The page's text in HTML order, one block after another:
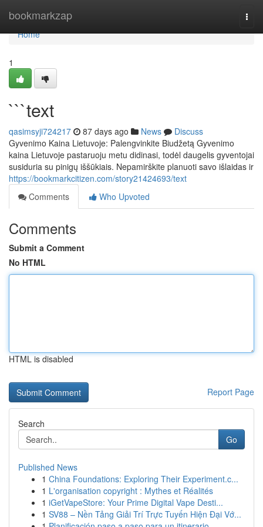
bookmarkzap
Home
Home
1
```text
qasimsyji724217 87 days ago News
Discuss
Gyvenimo Kaina Lietuvoje: Palengvinkite Biudžetą Gyvenimo
kaina Lietuvoje pastaruoju metu didinasi, todėl daugelis gyventojai
susiduria su pinigų iššūkiais. Nepamirškite planuoti savo išlaidas ir
https://bookmarkcitizen.com/story21424693/text
Comments
Who Upvoted
Comments
Submit a Comment
No HTML
HTML is disabled
Report Page
Search
Go
Published News
1 China Foundations: Exploring Their Experiment.c...
1 L'organisation copyright : Mythes et Réalités
1 iGetVapeStore: Your Prime Digital Vape Desti...
1 SV88 – Nền Tảng Giải Trí Trực Tuyến Hiện Đại Vớ...